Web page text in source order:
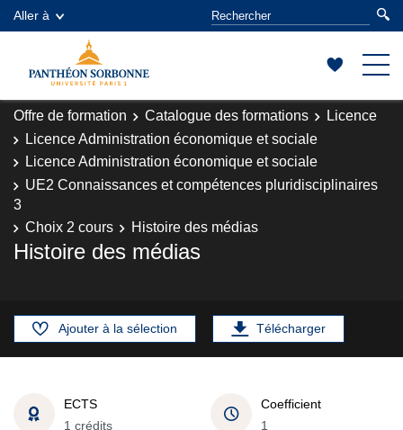
Aller à
Offre de formation Catalogue des formations
Licence
Licence Administration économique et sociale
Licence Administration économique et sociale
UE2 Connaissances et compétences pluridisciplinaires
3
Choix 2 cours
Histoire des médias
Histoire des médias
Ajouter à la sélection Télécharger
ECTS
1 crédits
Coefficient
1